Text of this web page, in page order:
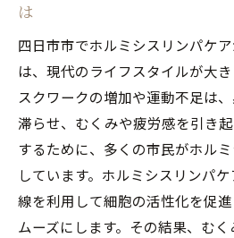
は
四日市市でホルミシスリンパケ
は、現代のライフスタイルが大
スクワークの増加や運動不足は
滞らせ、むくみや疲労感を引き
するために、多くの市民がホル
しています。ホルミシスリンパ
線を利用して細胞の活性化を促
ムーズにします。その結果、む